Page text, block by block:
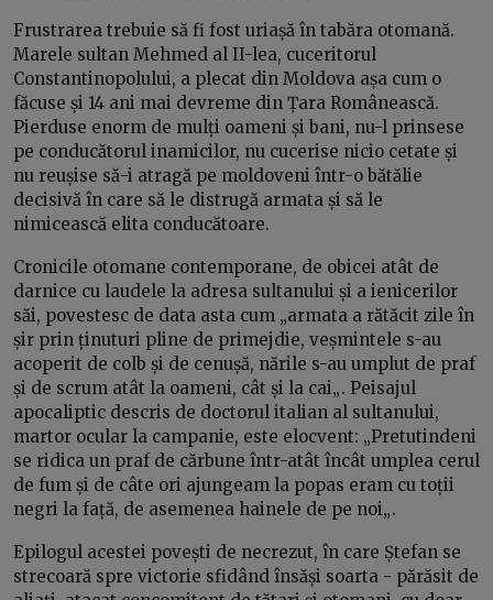
Frustrarea trebuie să fi fost uriașă în tabăra otomană.
Marele sultan Mehmed al II-lea, cuceritorul
Constantinopolului, a plecat din Moldova așa cum o
făcuse și 14 ani mai devreme din Țara Românească.
Pierduse enorm de mulți oameni și bani, nu-l prinsese
pe conducătorul inamicilor, nu cucerise nicio cetate și
nu reușise să-i atragă pe moldoveni într-o bătălie
decisivă în care să le distrugă armata și să le
nimicească elita conducătoare.
Cronicile otomane contemporane, de obicei atât de
darnice cu laudele la adresa sultanului și a ienicerilor
săi, povestesc de data asta cum „armata a rătăcit zile în
șir prin ținuturi pline de primejdie, veșmintele s-au
acoperit de colb și de cenușă, nările s-au umplut de praf
și de scrum atât la oameni, cât și la cai„. Peisajul
apocaliptic descris de doctorul italian al sultanului,
martor ocular la campanie, este elocvent: „Pretutindeni
se ridica un praf de cărbune într-atât încât umplea cerul
de fum și de câte ori ajungeam la popas eram cu toții
negri la față, de asemenea hainele de pe noi„.
Epilogul acestei povești de necrezut, în care Ștefan se
strecoară spre victorie sfidând însăși soarta - părăsit de